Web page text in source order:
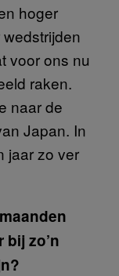
hoger
voor ons nu
raken.
naar de
Japan. In
jaar zo ver
zo’n